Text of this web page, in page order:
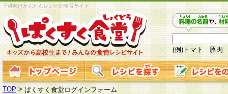
子供向けかんたんレシピの食育サイト
(例)トマト 豚肉
TOP > ぱくすく食堂ログインフォーム